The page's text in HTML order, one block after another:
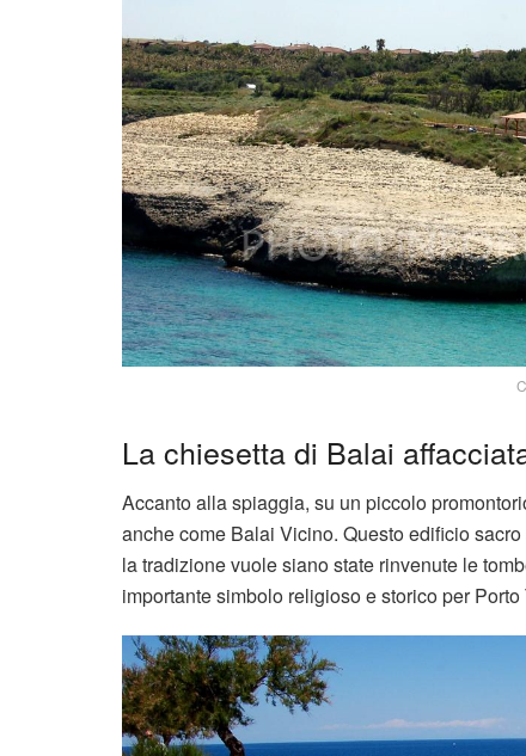
La chiesetta di Balai
Accanto alla spiaggia, su un piccolo
anche come Balai Vicino. Questo edificio
la tradizione vuole siano state rinvenute le
importante simbolo religioso e storico per Porto